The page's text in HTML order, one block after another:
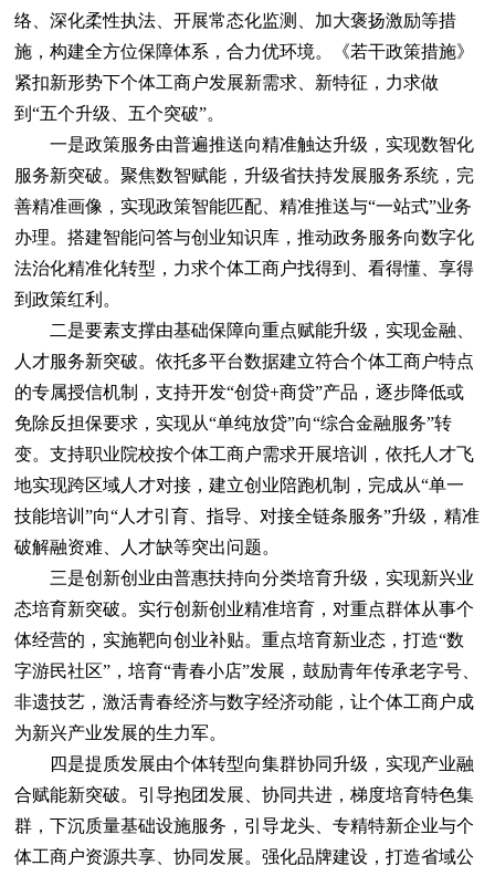
络、深化柔性执法、开展常态化监测、加大褒扬激励等措
施，构建全方位保障体系，合力优环境。《若干政策措施》
紧扣新形势下个体工商户发展新需求、新特征，力求做
到“五个升级、五个突破”。
一是政策服务由普遍推送向精准触达升级，实现数智化
服务新突破。聚焦数智赋能，升级省扶持发展服务系统，完
善精准画像，实现政策智能匹配、精准推送与“一站式”业务
办理。搭建智能问答与创业知识库，推动政务服务向数字化
法治化精准化转型，力求个体工商户找得到、看得懂、享得
到政策红利。
二是要素支撑由基础保障向重点赋能升级，实现金融、
人才服务新突破。依托多平台数据建立符合个体工商户特点
的专属授信机制，支持开发“创贷+商贷”产品，逐步降低或
免除反担保要求，实现从“单纯放贷”向“综合金融服务”转
变。支持职业院校按个体工商户需求开展培训，依托人才飞
地实现跨区域人才对接，建立创业陪跑机制，完成从“单一
技能培训”向“人才引育、指导、对接全链条服务”升级，精准
破解融资难、人才缺等突出问题。
三是创新创业由普惠扶持向分类培育升级，实现新兴业
态培育新突破。实行创新创业精准培育，对重点群体从事个
体经营的，实施靶向创业补贴。重点培育新业态，打造“数
字游民社区”，培育“青春小店”发展，鼓励青年传承老字号、
非遗技艺，激活青春经济与数字经济动能，让个体工商户成
为新兴产业发展的生力军。
四是提质发展由个体转型向集群协同升级，实现产业融
合赋能新突破。引导抱团发展、协同共进，梯度培育特色集
群，下沉质量基础设施服务，引导龙头、专精特新企业与个
体工商户资源共享、协同发展。强化品牌建设，打造省域公